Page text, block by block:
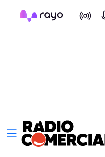
On Air